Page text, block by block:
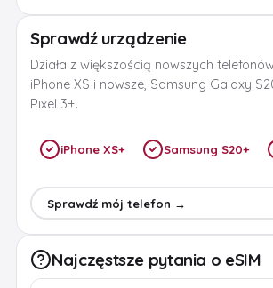
Sprawdź urządzenie
Działa z większością nowszych
iPhone XS i nowsze, Samsung Galaxy
Pixel 3+.
iPhone XS+ Samsung S20+
Sprawdź mój telefon →
Najczęstsze pytania o eSIM